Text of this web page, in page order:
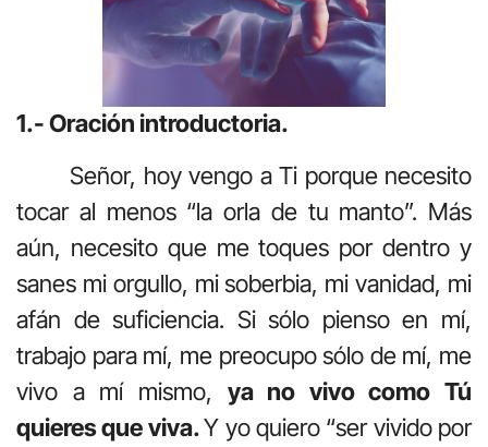
1.- Oración introductoria.
Señor, hoy vengo a Ti porque necesito
tocar al menos “la orla de tu manto”. Más
aún, necesito que me toques por dentro y
sanes mi orgullo, mi soberbia, mi vanidad, mi
afán de suficiencia. Si sólo pienso en mí,
trabajo para mí, me preocupo sólo de mí, me
vivo a mí mismo, ya no vivo como Tú
quieres que viva.Y yo quiero “ser vivido por